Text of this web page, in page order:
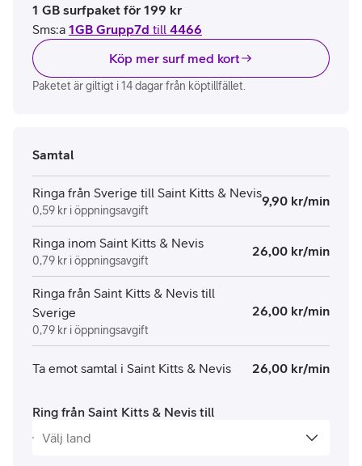
1 GB surfpaket för 199 kr
Sms:a 1GB Grupp7d till 4466
Köp mer surf med kort
Paketet är giltigt i 14 dagar från köptillfället.
Samtal
Ringa från Sverige till Saint Kitts & Nevis
0,59 kr i öppningsavgift
9,90 kr/min
Ringa inom Saint Kitts & Nevis
0,79 kr i öppningsavgift
26,00 kr/min
Ringa från Saint Kitts & Nevis till
Sverige
0,79 kr i öppningsavgift
26,00 kr/min
Ta emot samtal i Saint Kitts & Nevis 26,00 kr/min
Ring från Saint Kitts & Nevis till